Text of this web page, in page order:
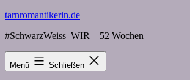
Zum
springen
tarnromantikerin.de
#SchwarzWeiss_WIR – 52 Wochen
Menü Schließen